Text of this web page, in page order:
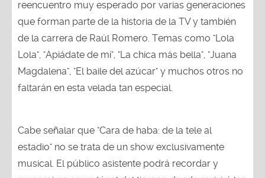
que forman parte de la historia de la TV y también
de la carrera de Raúl Romero. Temas como "Lola
Lola", "Apiádate de mí", "La chica más bella", "Juana
Magdalena", "El baile del azúcar" y muchos otros no
faltarán en esta velada tan especial.
estadio" no se trata de un show exclusivamente
musical. El público asistente podrá recordar y
sumergirse en un túnel del tiempo donde revivirá las